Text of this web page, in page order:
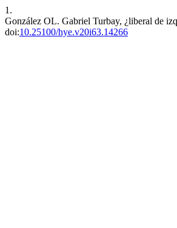
1.
González OL. Gabriel Turbay, ¿liberal de
doi:10.25100/hye.v20i63.14266